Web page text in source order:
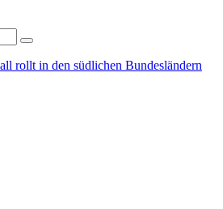
rollt in den südlichen Bundesländern